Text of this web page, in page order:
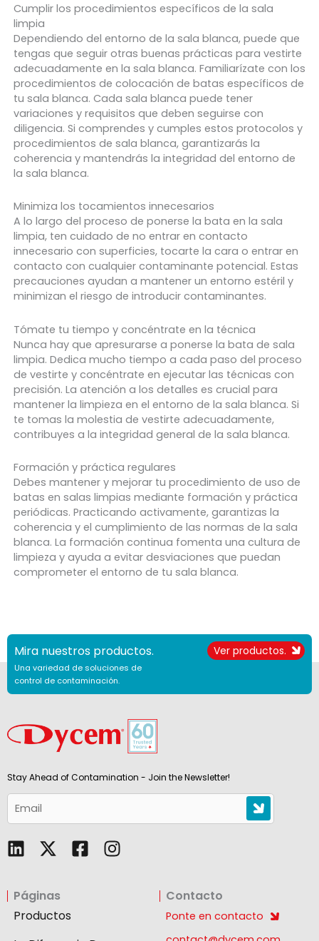
Cumplir los procedimientos específicos de la sala
limpia
Dependiendo del entorno de la sala blanca, puede que
tengas que seguir otras buenas prácticas para vestirte
adecuadamente en la sala blanca. Familiarízate con los
procedimientos de colocación de batas específicos de
tu sala blanca. Cada sala blanca puede tener
variaciones y requisitos que deben seguirse con
diligencia. Si comprendes y cumples estos protocolos y
procedimientos de sala blanca, garantizarás la
coherencia y mantendrás la integridad del entorno de
la sala blanca.
Minimiza los tocamientos innecesarios
A lo largo del proceso de ponerse la bata en la sala
limpia, ten cuidado de no entrar en contacto
innecesario con superficies, tocarte la cara o entrar en
contacto con cualquier contaminante potencial. Estas
precauciones ayudan a mantener un entorno estéril y
minimizan el riesgo de introducir contaminantes.
Tómate tu tiempo y concéntrate en la técnica
Nunca hay que apresurarse a ponerse la bata de sala
limpia. Dedica mucho tiempo a cada paso del proceso
de vestirte y concéntrate en ejecutar las técnicas con
precisión. La atención a los detalles es crucial para
mantener la limpieza en el entorno de la sala blanca. Si
te tomas la molestia de vestirte adecuadamente,
contribuyes a la integridad general de la sala blanca.
Formación y práctica regulares
Debes mantener y mejorar tu procedimiento de uso de
batas en salas limpias mediante formación y práctica
periódicas. Practicando activamente, garantizas la
coherencia y el cumplimiento de las normas de la sala
blanca. La formación continua fomenta una cultura de
limpieza y ayuda a evitar desviaciones que puedan
comprometer el entorno de tu sala blanca.
Mira nuestros productos.
Una variedad de soluciones de
control de contaminación.
Ver productos.
Stay Ahead of Contamination - Join the Newsletter!
L
k
e
F I
Páginas
Productos
Contacto
Ponte en contacto